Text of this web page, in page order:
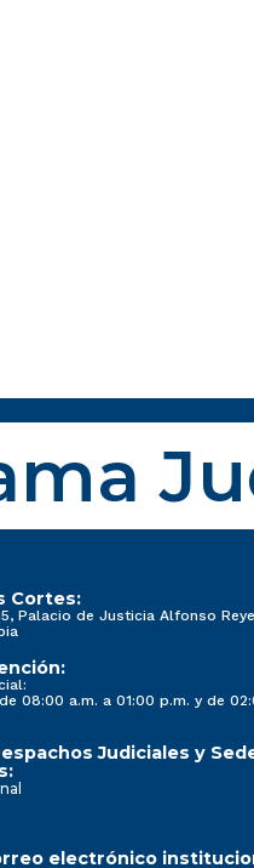
Cortes:
Palacio de Justicia Alfonso
08:00 a.m. a 01:00 p.m. y de
Judiciales y
electrónico